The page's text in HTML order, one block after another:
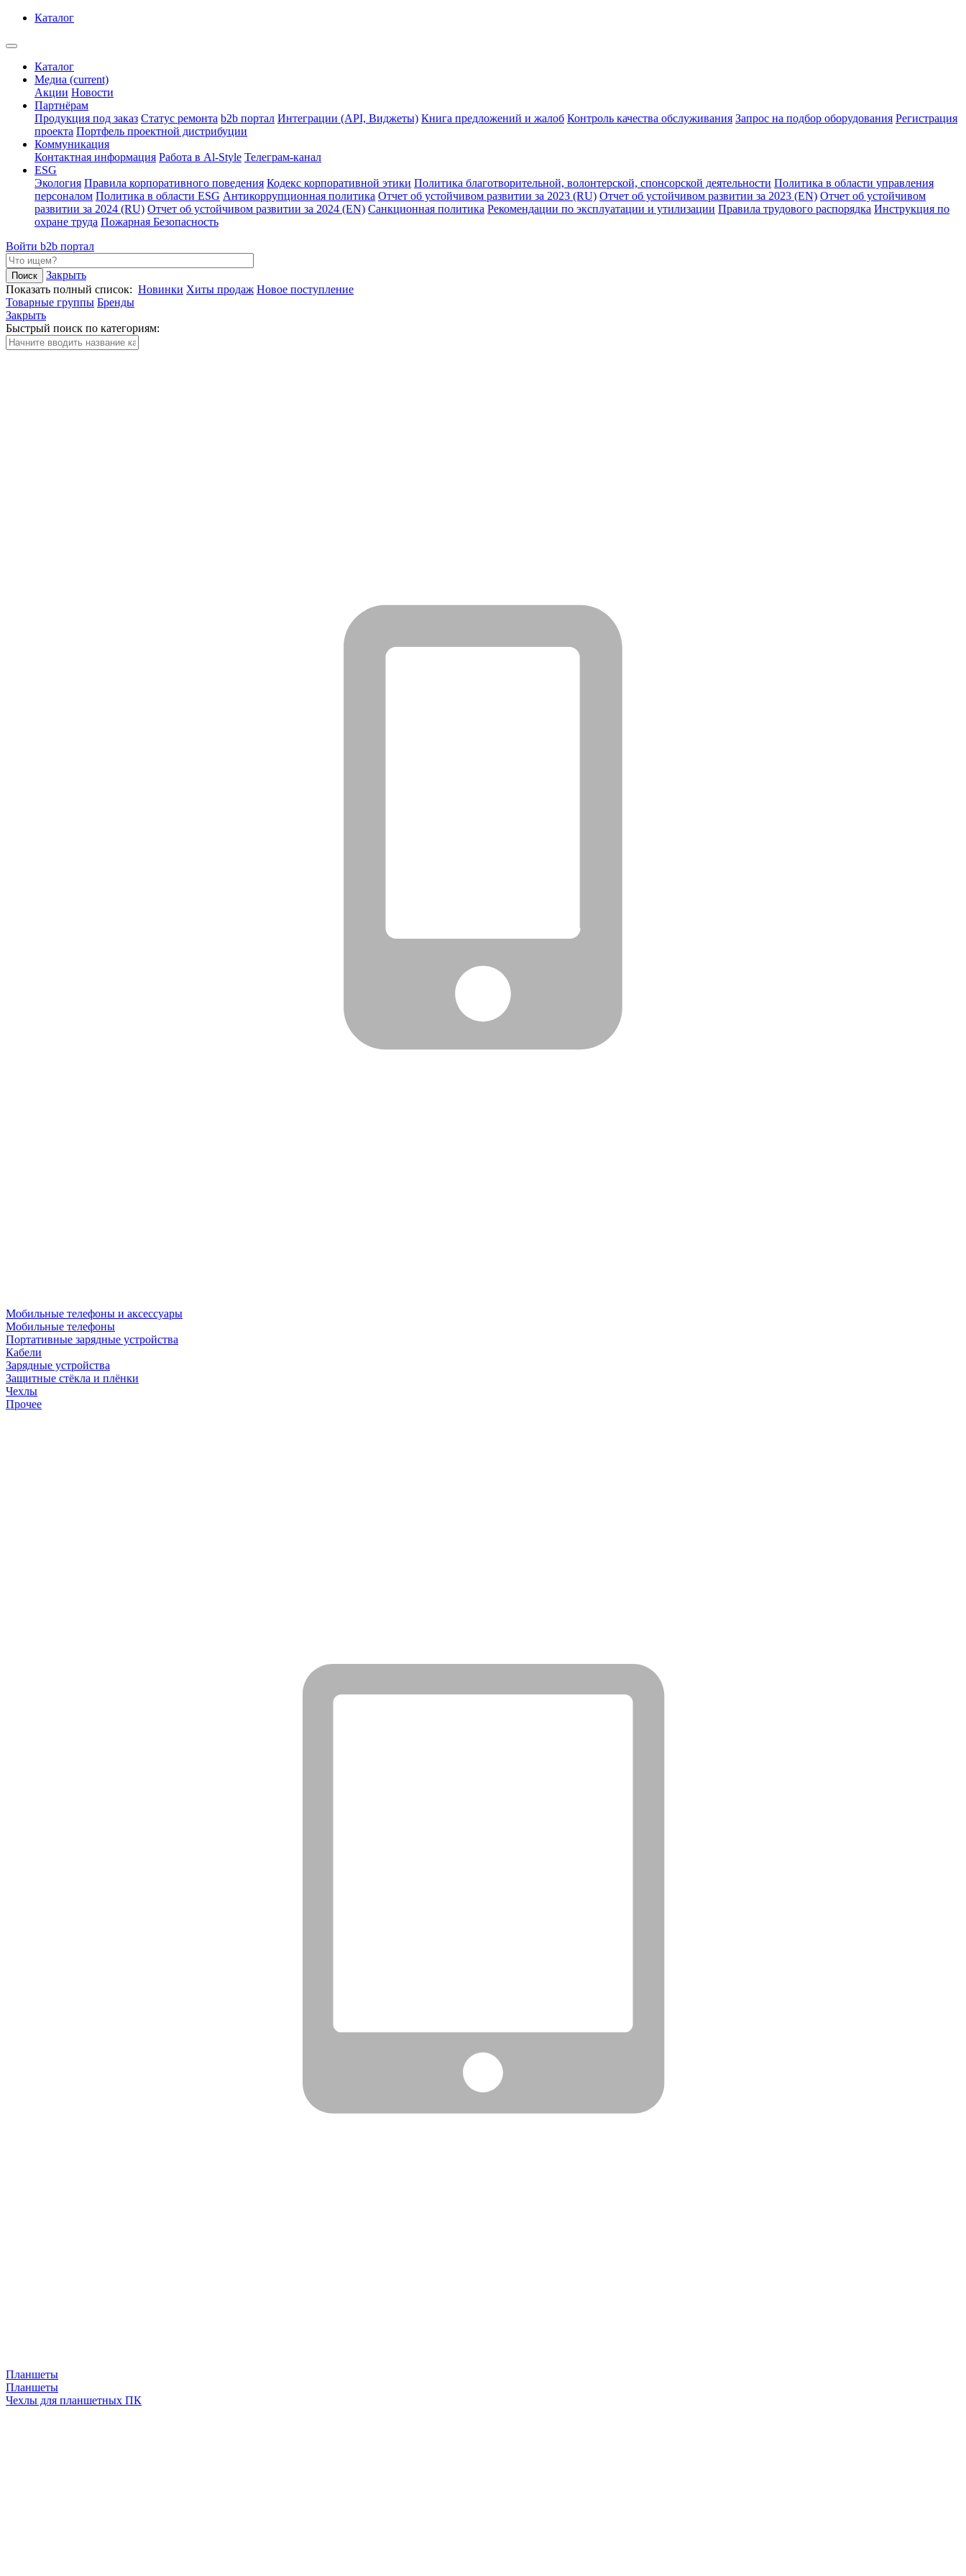
Каталог
Каталог
Медиа (current)
Акции Новости
Партнёрам
Продукция под заказ Статус ремонта b2b портал Интеграции (API, Виджеты) Книга предложений и жалоб Контроль качества обслуживания Запрос на подбор оборудования Регистрация
проекта Портфель проектной дистрибуции
Коммуникация
Контактная информация Работа в Al-Style Телеграм-канал
ESG
Экология Правила корпоративного поведения Кодекс корпоративной этики Политика благотворительной, волонтерской, спонсорской деятельности Политика в области управления
персоналом Политика в области ESG Антикоррупционная политика Отчет об устойчивом развитии за 2023 (RU) Отчет об устойчивом развитии за 2023 (EN) Отчет об устойчивом
развитии за 2024 (RU) Отчет об устойчивом развитии за 2024 (EN) Санкционная политика Рекомендации по эксплуатации и утилизации Правила трудового распорядка Инструкция по
охране труда Пожарная Безопасность
Войти b2b портал
Закрыть
Показать полный список: Новинки Хиты продаж Новое поступление
Товарные группы Бренды
Закрыть
Быстрый поиск по категориям:
Мобильные телефоны и аксессуары
Мобильные телефоны
Портативные зарядные устройства
Кабели
Зарядные устройства
Защитные стёкла и плёнки
Чехлы
Прочее
Планшеты
Планшеты
Чехлы для планшетных ПК